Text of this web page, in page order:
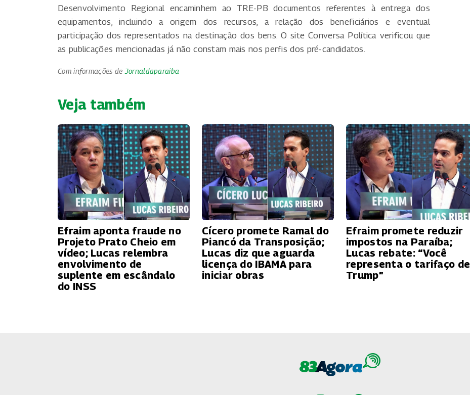
Desenvolvimento Regional encaminhem ao TRE-PB documentos referentes à entrega dos
equipamentos, incluindo a origem dos recursos, a relação dos beneficiários e eventual
participação dos representados na destinação dos bens. O site Conversa Política verificou que
as publicações mencionadas já não constam mais nos perfis dos pré-candidatos.
Com informações de Jornaldaparaiba
Veja também
Efraim aponta fraude no
Projeto Prato Cheio em
vídeo; Lucas relembra
envolvimento de
suplente em escândalo
do INSS
Cícero promete Ramal do
Piancó da Transposição;
Lucas diz que aguarda
licença do IBAMA para
iniciar obras
Efraim promete reduzir
impostos na Paraíba;
Lucas rebate: “Você
representa o tarifaço de
Trump”